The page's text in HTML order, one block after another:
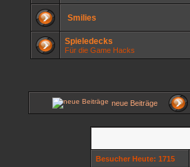
Smilies
Spieledecks
Für die Game Hacks
neue Beiträge
Besucher Heute: 1715